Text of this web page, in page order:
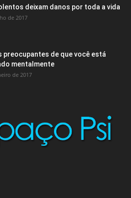
deixam danos por toda a vida
de 2017
preocupantes de que você está
mentalmente
de 2017